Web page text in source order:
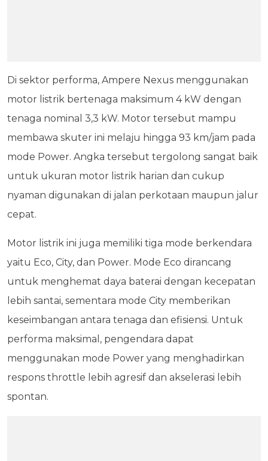
Di sektor performa, Ampere Nexus menggunakan
motor listrik bertenaga maksimum 4 kW dengan
tenaga nominal 3,3 kW. Motor tersebut mampu
membawa skuter ini melaju hingga 93 km/jam pada
mode Power. Angka tersebut tergolong sangat baik
untuk ukuran motor listrik harian dan cukup
nyaman digunakan di jalan perkotaan maupun jalur
cepat.
Motor listrik ini juga memiliki tiga mode berkendara
yaitu Eco, City, dan Power. Mode Eco dirancang
untuk menghemat daya baterai dengan kecepatan
lebih santai, sementara mode City memberikan
keseimbangan antara tenaga dan efisiensi. Untuk
performa maksimal, pengendara dapat
menggunakan mode Power yang menghadirkan
respons throttle lebih agresif dan akselerasi lebih
spontan.